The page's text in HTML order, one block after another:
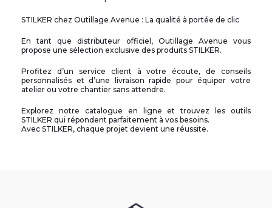
STILKER chez Outillage Avenue : La qualité à portée de clic
En tant que distributeur officiel, Outillage Avenue vous
propose une sélection exclusive des produits STILKER.
Profitez d’un service client à votre écoute, de conseils
personnalisés et d’une livraison rapide pour équiper votre
atelier ou votre chantier sans attendre.
Explorez notre catalogue en ligne et trouvez les outils
STILKER qui répondent parfaitement à vos besoins.
Avec STILKER, chaque projet devient une réussite.